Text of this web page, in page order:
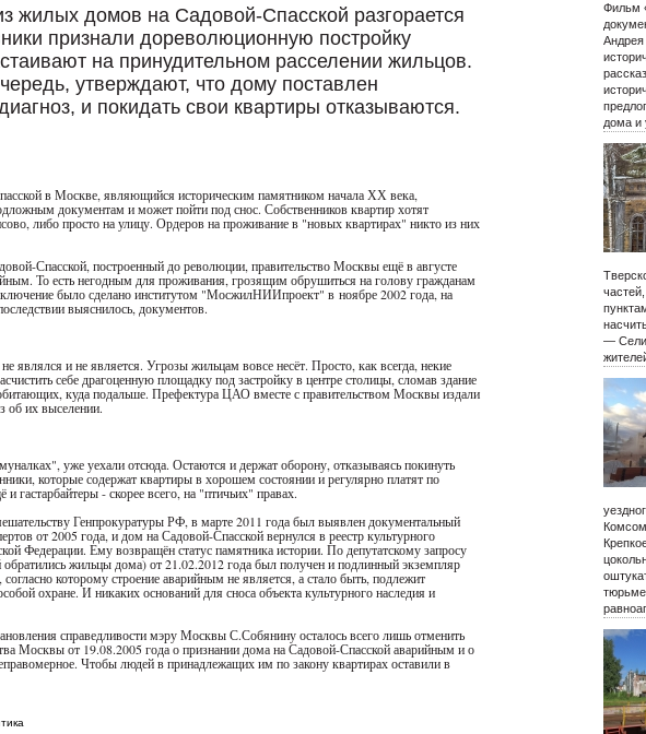
жилых домов на Садовой-Спасской разгорается
признали дореволюционную постройку
на принудительном расселении жильцов.
утверждают, что дому поставлен
и покидать свои квартиры отказываются.
в Москве, являющийся историческим памятником начала ХХ века,
документам и может пойти под снос. Собственников квартир хотят
либо просто на улицу. Ордеров на проживание в "новых квартирах" никто из них
Спасской, построенный до революции, правительство Москвы ещё в августе
То есть негодным для проживания, грозящим обрушиться на голову гражданам
было сделано институтом "МосжилНИИпроект" в ноябре 2002 года, на
выяснилось, документов.
являлся и не является. Угрозы жильцам вовсе несёт. Просто, как всегда, некие
себе драгоценную площадку под застройку в центре столицы, сломав здание
куда подальше. Префектура ЦАО вместе с правительством Москвы издали
об их выселении.
уже уехали отсюда. Остаются и держат оборону, отказываясь покинуть
которые содержат квартиры в хорошем состоянии и регулярно платят по
гастарбайтеры - скорее всего, на "птичьих" правах.
Генпрокуратуры РФ, в марте 2011 года был выявлен документальный
от 2005 года, и дом на Садовой-Спасской вернулся в реестр культурного
Федерации. Ему возвращён статус памятника истории. По депутатскому запросу
жильцы дома) от 21.02.2012 года был получен и подлинный экземпляр
которому строение аварийным не является, а стало быть, подлежит
охране. И никаких оснований для сноса объекта культурного наследия и
справедливости мэру Москвы С.Собянину осталось всего лишь отменить
Москвы от 19.08.2005 года о признании дома на Садовой-Спасской аварийным и о
Чтобы людей в принадлежащих им по закону квартирах оставили в
Фильм
дома и
—